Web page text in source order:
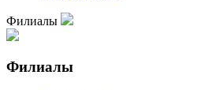
Филиалы
Филиалы